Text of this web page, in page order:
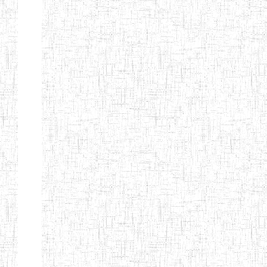
Etablissements
d'enseignement
secondaire
technique
et
professionnel
ESTP
Etablissements